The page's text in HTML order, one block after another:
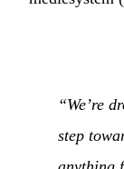
“We’re
step